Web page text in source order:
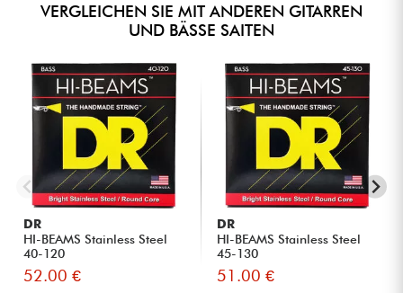
VERGLEICHEN SIE MIT ANDEREN GITARREN
UND BÄSSE SAITEN
DR
HI-BEAMS Stainless Steel
40-120
52.00 €
DR
HI-BEAMS Stainless Steel
45-130
51.00 €